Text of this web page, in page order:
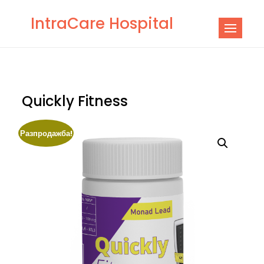
IntraCare Hospital
Quickly Fitness
Разпродажба!